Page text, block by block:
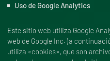
Uso de Google Analytics
Este sitio web utiliza Google
web de Google Inc. (a
utiliza «cookies», que son